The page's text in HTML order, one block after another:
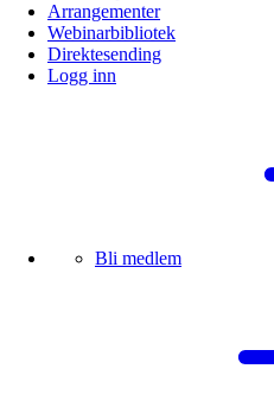
Arrangementer
Webinarbibliotek
Direktesending
Logg inn
Bli medlem